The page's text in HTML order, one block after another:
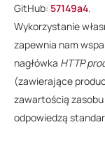
GitHub: 57149a4.
Wykorzystanie
zapewnia nam
nagłówka HTTP
(zawierające
zawartością zasobu
odpowiedzą